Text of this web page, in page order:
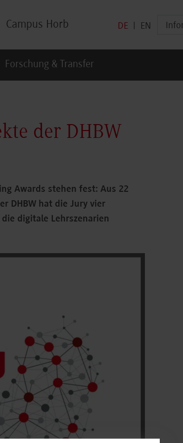
Campus Horb DE EN
Forschung & Transfer
der DHBW
Awards stehen fest: Aus 22
DHBW hat die Jury vier
digitale Lehrszenarien